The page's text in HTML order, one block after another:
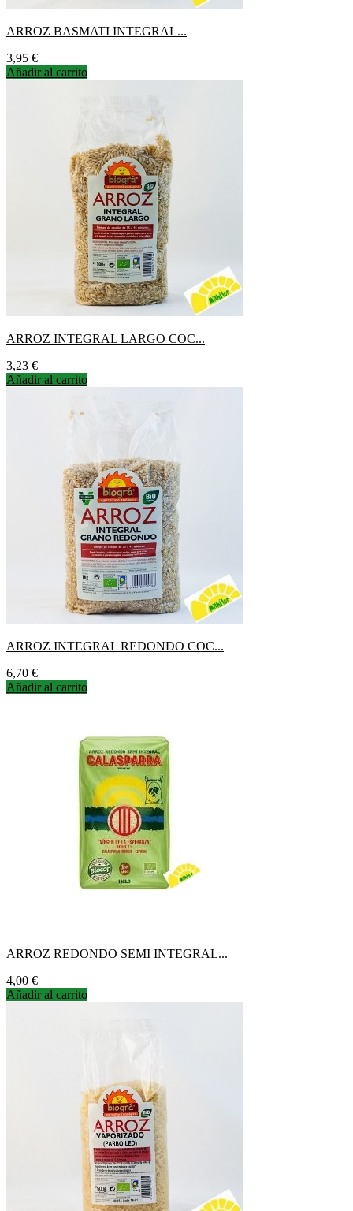
ARROZ BASMATI INTEGRAL...
Precio
3,95 €
Añadir al carrito
ARROZ INTEGRAL LARGO COC...
Precio
3,23 €
Añadir al carrito
ARROZ INTEGRAL REDONDO COC...
Precio
6,70 €
Añadir al carrito
ARROZ REDONDO SEMI INTEGRAL...
Precio
4,00 €
Añadir al carrito